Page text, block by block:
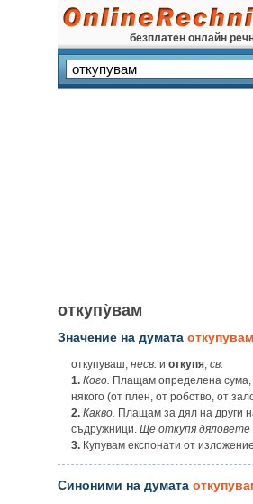
безплатен онлайн
откупу̀вам
Значение на думата откупувам
откупуваш, несв. и откупя, св.
1. Кого. Плащам определена сума,
някого (от плен, от робство, от
2. Какво. Плащам за дял на други
съдружници. Ще откупя
3. Купувам експонати от
Синоними на думата